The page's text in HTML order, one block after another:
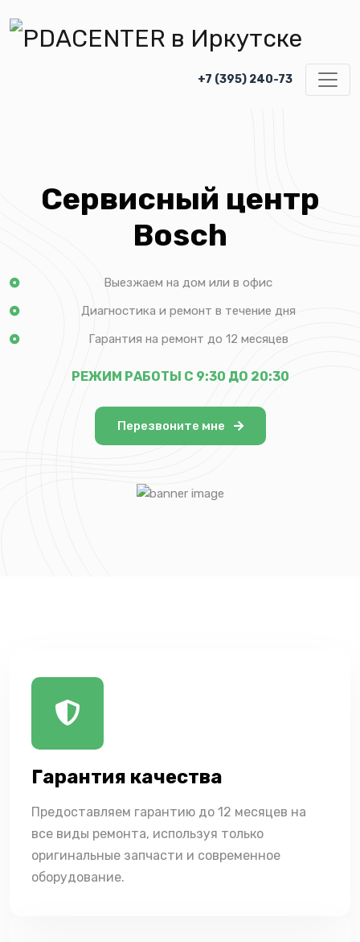
+7 (395) 240-73
Сервисный центр
Bosch
Выезжаем на дом или в офис
Диагностика и ремонт в течение дня
Гарантия на ремонт до 12 месяцев
РЕЖИМ РАБОТЫ С 9:30 ДО 20:30
Перезвоните мне
Гарантия качества
Предоставляем гарантию до 12 месяцев на
все виды ремонта, используя только
оригинальные запчасти и современное
оборудование.